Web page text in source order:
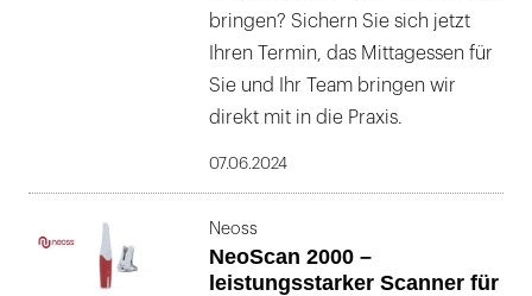
bringen? Sichern Sie sich jetzt
Ihren Termin, das Mittagessen für
Sie und Ihr Team bringen wir
direkt mit in die Praxis.
07.06.2024
Neoss
NeoScan 2000 –
leistungsstarker Scanner für